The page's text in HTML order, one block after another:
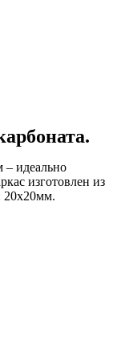
идеально
изготовлен из
20x20мм.